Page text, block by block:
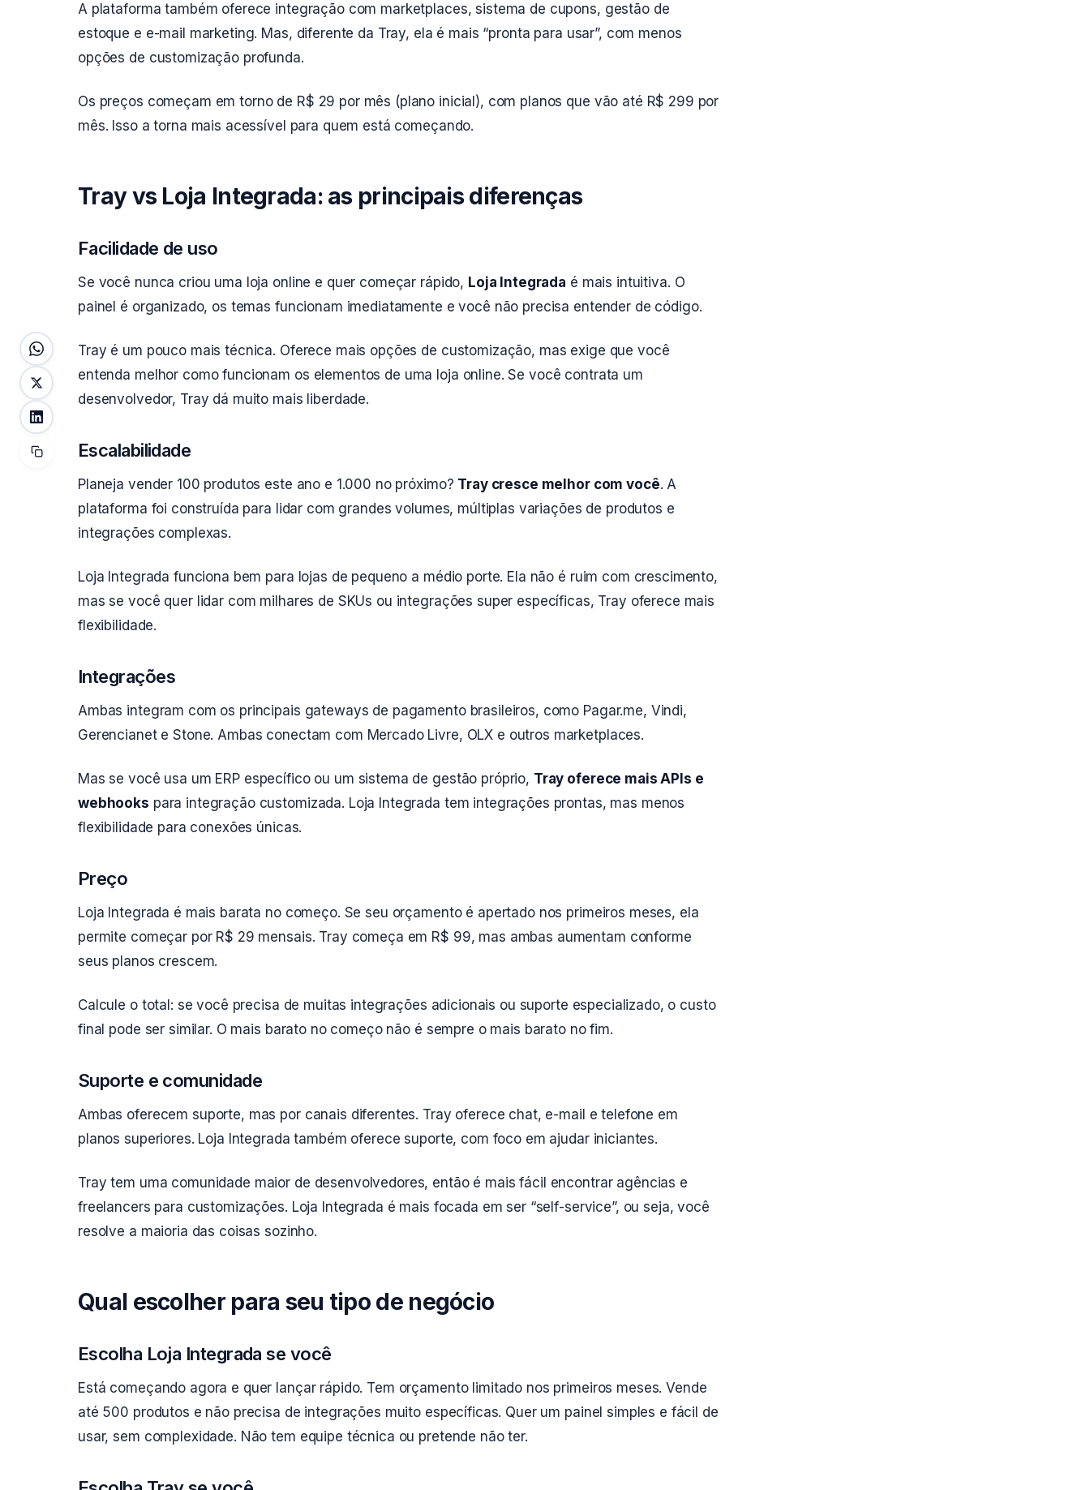
A plataforma também oferece integração com marketplaces, sistema de cupons, gestão de
estoque e e-mail marketing. Mas, diferente da Tray, ela é mais “pronta para usar”, com menos
opções de customização profunda.
Os preços começam em torno de R$ 29 por mês (plano inicial), com planos que vão até R$ 299 por
mês. Isso a torna mais acessível para quem está começando.
Tray vs Loja Integrada: as principais diferenças
Facilidade de uso
Se você nunca criou uma loja online e quer começar rápido, Loja Integrada é mais intuitiva. O
painel é organizado, os temas funcionam imediatamente e você não precisa entender de código.
Tray é um pouco mais técnica. Oferece mais opções de customização, mas exige que você
entenda melhor como funcionam os elementos de uma loja online. Se você contrata um
desenvolvedor, Tray dá muito mais liberdade.
Escalabilidade
Planeja vender 100 produtos este ano e 1.000 no próximo? Tray cresce melhor com você. A
plataforma foi construída para lidar com grandes volumes, múltiplas variações de produtos e
integrações complexas.
Loja Integrada funciona bem para lojas de pequeno a médio porte. Ela não é ruim com crescimento,
mas se você quer lidar com milhares de SKUs ou integrações super específicas, Tray oferece mais
flexibilidade.
Integrações
Ambas integram com os principais gateways de pagamento brasileiros, como Pagar.me, Vindi,
Gerencianet e Stone. Ambas conectam com Mercado Livre, OLX e outros marketplaces.
Mas se você usa um ERP específico ou um sistema de gestão próprio, Tray oferece mais APIs e
webhooks para integração customizada. Loja Integrada tem integrações prontas, mas menos
flexibilidade para conexões únicas.
Preço
Loja Integrada é mais barata no começo. Se seu orçamento é apertado nos primeiros meses, ela
permite começar por R$ 29 mensais. Tray começa em R$ 99, mas ambas aumentam conforme
seus planos crescem.
Calcule o total: se você precisa de muitas integrações adicionais ou suporte especializado, o custo
final pode ser similar. O mais barato no começo não é sempre o mais barato no fim.
Suporte e comunidade
Ambas oferecem suporte, mas por canais diferentes. Tray oferece chat, e-mail e telefone em
planos superiores. Loja Integrada também oferece suporte, com foco em ajudar iniciantes.
Tray tem uma comunidade maior de desenvolvedores, então é mais fácil encontrar agências e
freelancers para customizações. Loja Integrada é mais focada em ser “self-service”, ou seja, você
resolve a maioria das coisas sozinho.
Qual escolher para seu tipo de negócio
Escolha Loja Integrada se você
Está começando agora e quer lançar rápido. Tem orçamento limitado nos primeiros meses. Vende
até 500 produtos e não precisa de integrações muito específicas. Quer um painel simples e fácil de
usar, sem complexidade. Não tem equipe técnica ou pretende não ter.